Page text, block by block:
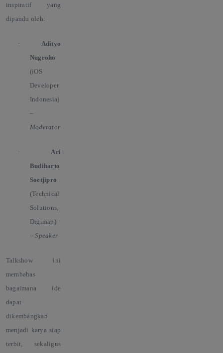
inspiratif yang
dipandu oleh:
·
Adityo
Nugroho
(iOS
Developer
Indonesia)
–
Moderator
·
Ari
Budiharto
Soetjipro
(Technical
Solutions,
Digimap)
–Speaker
Talkshow ini
membahas
bagaimana ide
dapat
dikembangkan
menjadi karya siap
terbit, sekaligus